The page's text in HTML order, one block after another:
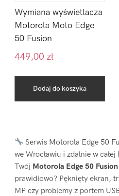
Wymiana wyświetlacza
Motorola Moto Edge
50 Fusion
449,00 zł
Dodaj do koszyka
Serwis Motorola Edge 50
we Wrocławiu i zdalnie w całej
Twój Motorola Edge 50 Fusion
prawidłowo? Pęknięty ekran,
MP czy problemy z portem